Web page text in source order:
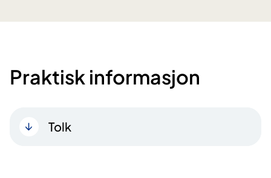
Praktisk informasjon
Tolk